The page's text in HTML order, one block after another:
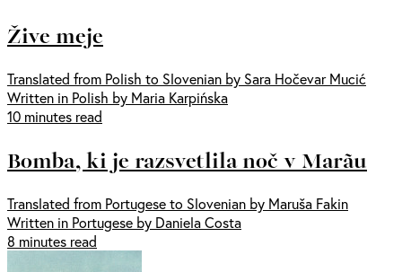
Žive meje
Translated from Polish to Slovenian by Sara Hočevar Mucić
Written in Polish by Maria Karpińska
10 minutes read
Bomba, ki je razsvetlila noč v Marãu
Translated from Portugese to Slovenian by Maruša Fakin
Written in Portugese by Daniela Costa
8 minutes read